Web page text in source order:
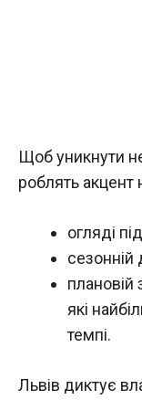
Щоб уникнути
роблять акцент
огляді
сезонній
плановій
які
темпі.
Львів диктує